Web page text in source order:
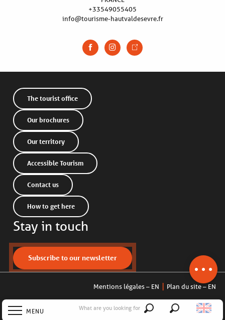
MENU What are you looking for
Search
email
+33549055405
info@tourisme-hautvaldesevre.fr
The tourist office
Our brochures
Our territory
Accessible Tourism
Contact us
How to get here
Stay in touch
Subscribe to our newsletter
Mentions légales – EN Plan du site – EN